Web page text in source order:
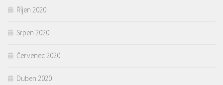
Říjen 2020
Srpen 2020
Červenec 2020
Duben 2020